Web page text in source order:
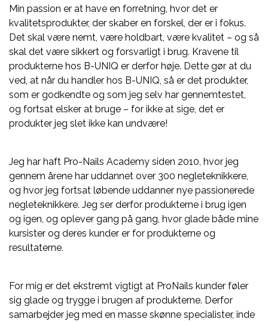
Min passion er at have en forretning, hvor det er
kvalitetsprodukter, der skaber en forskel, der er i fokus.
Det skal være nemt, være holdbart, være kvalitet – og så
skal det være sikkert og forsvarligt i brug. Kravene til
produkterne hos B-UNIQ er derfor høje. Dette gør at du
ved, at når du handler hos B-UNIQ, så er det produkter,
som er godkendte og som jeg selv har gennemtestet,
og fortsat elsker at bruge – for ikke at sige, det er
produkter jeg slet ikke kan undvære!
Jeg har haft Pro-Nails Academy siden 2010, hvor jeg
gennem årene har uddannet over 300 negleteknikkere,
og hvor jeg fortsat løbende uddanner nye passionerede
negleteknikkere. Jeg ser derfor produkterne i brug igen
og igen, og oplever gang på gang, hvor glade både mine
kursister og deres kunder er for produkterne og
resultaterne.
For mig er det ekstremt vigtigt at ProNails kunder føler
sig glade og trygge i brugen af produkterne. Derfor
samarbejder jeg med en masse skønne specialister, inde